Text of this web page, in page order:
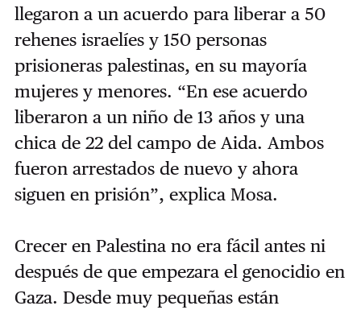
llegaron a un acuerdo para liberar a 50
rehenes israelíes y 150 personas
prisioneras palestinas, en su mayoría
mujeres y menores. “En ese acuerdo
liberaron a un niño de 13 años y una
chica de 22 del campo de Aida. Ambos
fueron arrestados de nuevo y ahora
siguen en prisión”, explica Mosa.
Crecer en Palestina no era fácil antes ni
después de que empezara el genocidio en
Gaza. Desde muy pequeñas están